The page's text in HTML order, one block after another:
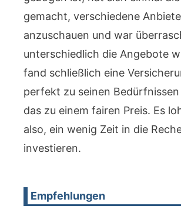
gemacht, verschiedene
anzuschauen und war
unterschiedlich die Angebote
fand schließlich eine
perfekt zu seinen
das zu einem fairen Preis. Es
also, ein wenig Zeit in die
investieren.
Empfehlungen